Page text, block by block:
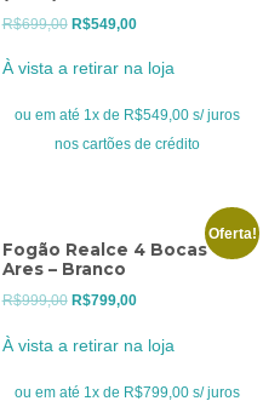
R$699,00 O
era:
R$699,00.
R$549,00O
atual
é:
R$549,00.
À vista a retirar na loja
ou em até 1x de R$549,00 s/ juros
nos cartões de crédito
Oferta!
Fogão Realce 4 Bocas
Ares – Branco
R$999,00 O
era:
R$799,00O
atual
é:
À vista a retirar na loja
ou em até 1x de R$799,00 s/ juros